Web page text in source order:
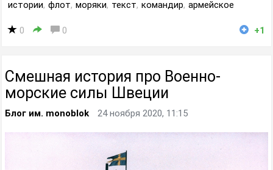
истории, флот, моряки, текст, командир, армейское
0 0 +1
Смешная история про Военно-
морские силы Швеции
Блог им. monoblok 24 ноября 2020, 11:15